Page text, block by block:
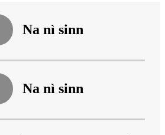
Na nì sinn
Na nì sinn